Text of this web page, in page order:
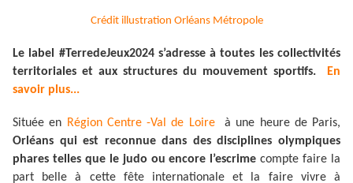
Crédit illustration Orléans Métropole
Le label #TerredeJeux2024 s’adresse à toutes les collectivités
territoriales et aux structures du mouvement sportifs.
En
savoir plus...
Située en Région Centre -Val de Loire
à une heure de Paris,
Orléans qui est reconnue dans des disciplines olympiques
phares telles que le judo ou encore l’escrime compte faire la
part belle à cette fête internationale et la faire vivre à